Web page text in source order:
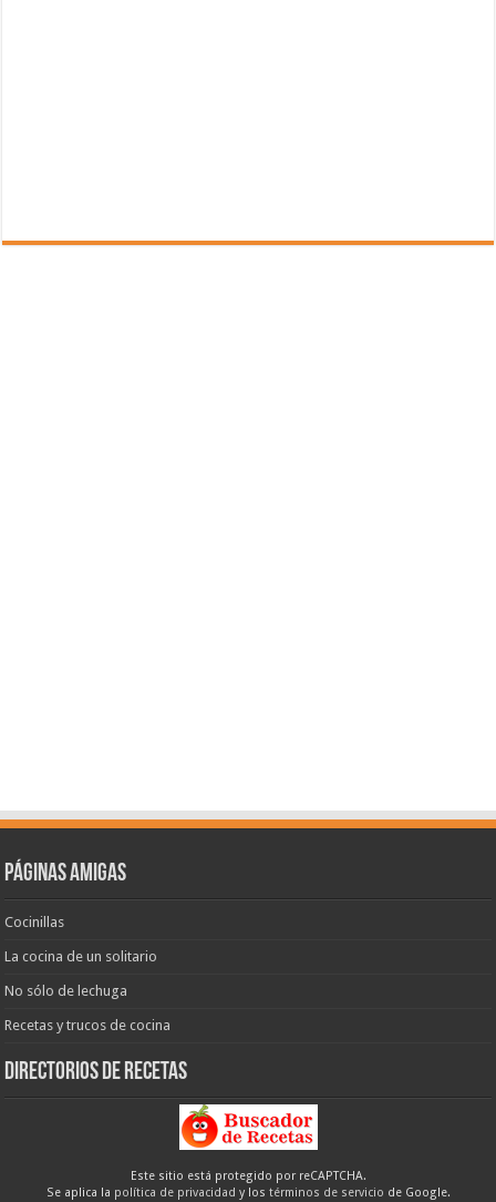
Páginas amigas
Cocinillas
La cocina de un solitario
No sólo de lechuga
Recetas y trucos de cocina
Directorios de recetas
Este sitio está protegido por reCAPTCHA.
Se aplica la política de privacidad y los términos de servicio de Google.